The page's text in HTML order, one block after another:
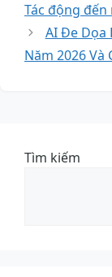
Tác động
AI Đe Dọa
Năm 2026 Và
Tìm kiếm